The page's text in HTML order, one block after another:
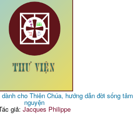
cho Thiên Chúa, hướng dẫn đời sống tâm
nguyện
giả: Jacques Philippe